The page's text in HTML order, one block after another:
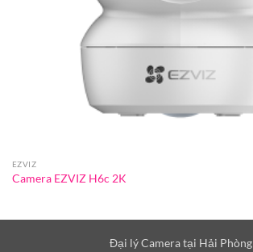
EZVIZ
Camera EZVIZ H6c 2K
Đại lý Camera tại Hải Phòng